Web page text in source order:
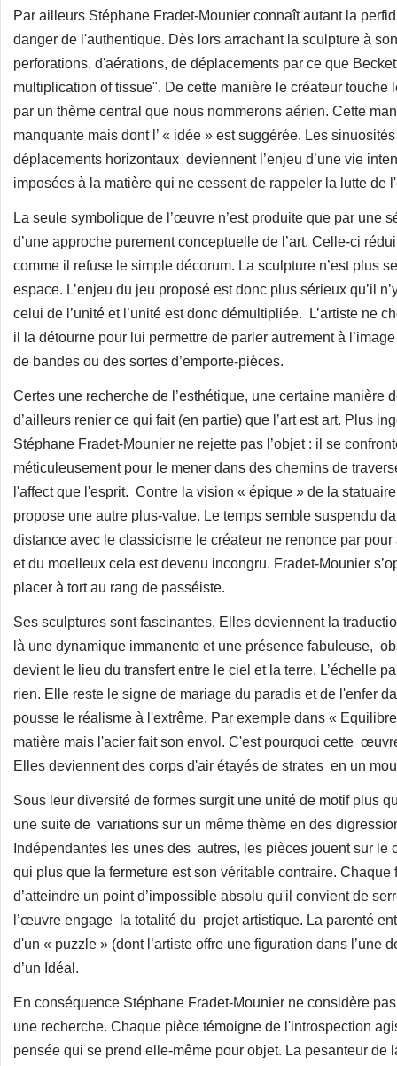
Par ailleurs Stéphane Fradet-Mounier connaît autant la
danger de l'authentique. Dès lors arrachant la sculpture à
perforations, d'aérations, de déplacements par ce que
multiplication of tissue". De cette manière le créateur
par un thème central que nous nommerons aérien. Cette
manquante mais dont l’ « idée » est suggérée. Les
déplacements horizontaux deviennent l’enjeu d’une vie
imposées à la matière qui ne cessent de rappeler la lutte de
La seule symbolique de l’œuvre n’est produite que par une
d’une approche purement conceptuelle de l’art. Celle-ci
comme il refuse le simple décorum. La sculpture n’est plus
espace. L’enjeu du jeu proposé est donc plus sérieux qu’il
celui de l’unité et l’unité est donc démultipliée. L’artiste ne
il la détourne pour lui permettre de parler autrement à
de bandes ou des sortes d’emporte-pièces.
Certes une recherche de l’esthétique, une certaine manière
d’ailleurs renier ce qui fait (en partie) que l’art est art. Plus
Stéphane Fradet-Mounier ne rejette pas l’objet : il se
méticuleusement pour le mener dans des chemins de
l'affect que l'esprit. Contre la vision « épique » de la
propose une autre plus-value. Le temps semble suspendu
distance avec le classicisme le créateur ne renonce par
et du moelleux cela est devenu incongru. Fradet-Mounier
placer à tort au rang de passéiste.
Ses sculptures sont fascinantes. Elles deviennent la
là une dynamique immanente et une présence fabuleuse,
devient le lieu du transfert entre le ciel et la terre. L’échelle
rien. Elle reste le signe de mariage du paradis et de l'enfer
pousse le réalisme à l'extrême. Par exemple dans «
matière mais l'acier fait son envol. C'est pourquoi cette
Elles deviennent des corps d'air étayés de strates en un
Sous leur diversité de formes surgit une unité de motif plus
une suite de variations sur un même thème en des
Indépendantes les unes des autres, les pièces jouent sur le
qui plus que la fermeture est son véritable contraire.
d’atteindre un point d’impossible absolu qu'il convient de
l’œuvre engage la totalité du projet artistique. La parenté
d'un « puzzle » (dont l’artiste offre une figuration dans
d’un Idéal.
En conséquence Stéphane Fradet-Mounier ne considère
une recherche. Chaque pièce témoigne de l'introspection
pensée qui se prend elle-même pour objet. La pesanteur